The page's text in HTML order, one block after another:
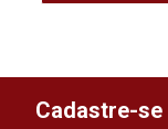
Cadastre-